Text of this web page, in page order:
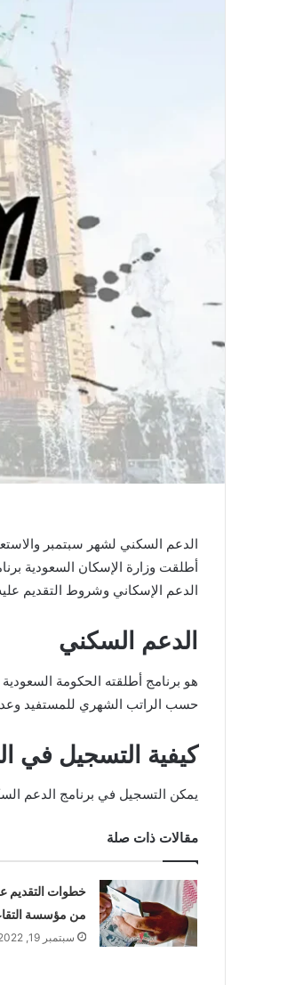
أطلقت وزارة الإسكان السعودية
الدعم الإسكاني وشروط التقديم
الدعم السكني
هو برنامج أطلقته الحكومة
حسب الراتب الشهري للمستفيد
كيفية التسجيل في
يمكن التسجيل في برنامج الدعم
مقالات ذات صلة
خطوات
من مؤسسة
سبتمبر 19, 2022